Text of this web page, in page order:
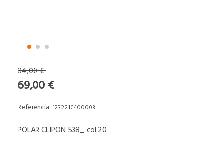
84,00 €
69,00 €
Referencia: 1232210400003
POLAR CLIPON 538_ col.20